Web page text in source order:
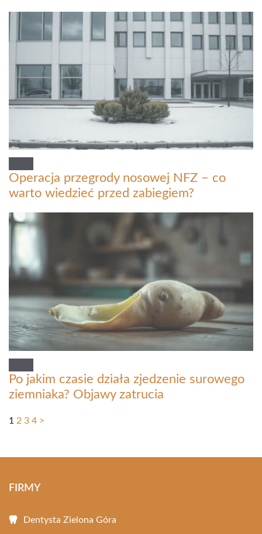
Operacja przegrody nosowej NFZ – co
warto wiedzieć przed zabiegiem?
Po jakim czasie działa zjedzenie surowego
ziemniaka? Objawy zatrucia
1 2 3 4 >
FIRMY
Dentysta Zielona Góra